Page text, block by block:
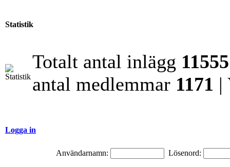
Statistik
Totalt antal inlägg
antal medlemmar 1171 |
Logga in
Användarnamn: Lösenord: